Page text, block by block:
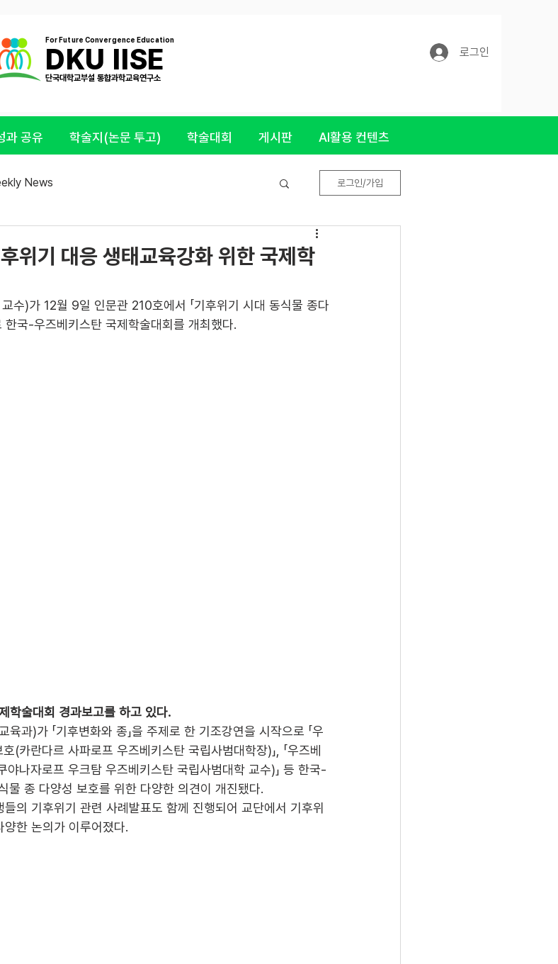
​단국대학교부설 통합과학교육연구소
DKU IISE
For Future Convergence Education
로그인
과 공유 학술지(논문 투고) 학술대회 게시판 AI활용 컨텐츠
News 로그인/가입
위기 대응 생태교육강화 위한 국제학
수)가 12월 9일 인문관 210호에서 「기후위기 시대 동식물 종다
한국-우즈베키스탄 국제학술대회를 개최했다.
학술대회 경과보고를 하고 있다.
과)가 「기후변화와 종」을 주제로 한 기조강연을 시작으로 「우
카란다르 사파로프 우즈베키스탄 국립사범대학장)」, 「우즈베
나자로프 우크탐 우즈베키스탄 국립사범대학 교수)」 등 한국-
물 종 다양성 보호를 위한 다양한 의견이 개진됐다.
의 기후위기 관련 사례발표도 함께 진행되어 교단에서 기후위
한 논의가 이루어졌다.